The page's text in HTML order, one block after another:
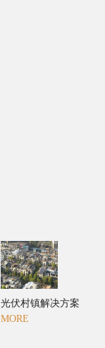
光伏村镇解决方案
MORE